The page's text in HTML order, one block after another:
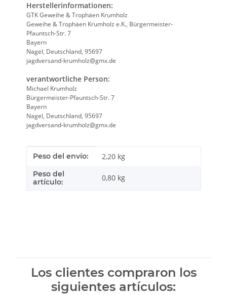
Herstellerinformationen:
GTK Geweihe & Trophäen Krumholz
Geweihe & Trophäen Krumholz e.K., Bürgermeister-
Pfauntsch-Str. 7
Bayern
Nagel, Deutschland, 95697
jagdversand-krumholz@gmx.de
verantwortliche Person:
Michael Krumholz
Bürgermeister-Pfauntsch-Str. 7
Bayern
Nagel, Deutschland, 95697
jagdversand-krumholz@gmx.de
Característica del producto
valor
Peso del envío: 2,20 kg
Peso del
artículo:
0,80 kg
Los clientes compraron los
siguientes artículos: